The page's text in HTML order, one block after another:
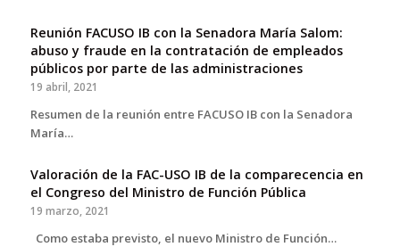
Reunión FACUSO IB con la Senadora María Salom:
abuso y fraude en la contratación de empleados
públicos por parte de las administraciones
19 abril, 2021
Resumen de la reunión entre FACUSO IB con la Senadora
María…
Valoración de la FAC-USO IB de la comparecencia en
el Congreso del Ministro de Función Pública
19 marzo, 2021
Como estaba previsto, el nuevo Ministro de Función…